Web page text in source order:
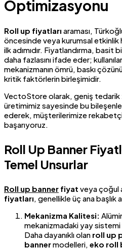
Optimizasyonu
Roll up fiyatları araması,
öncesinde veya kurumsal etkinlik
ilk adımıdır. Fiyatlandırma,
daha fazlasını ifade eder;
mekanizmanın ömrü, baskı
kritik faktörlerin birleşimidir.
VectoStore olarak, geniş tedarik
üretimimiz sayesinde bu
ederek, müşterilerimize
başarıyoruz.
Roll Up Banner
Temel Unsurlar
Roll up banner fiyat veya çoğul
fiyatları, genellikle üç ana
Mekanizma Kalitesi:
mekanizmadaki yay sistemi
Daha dayanıklı olan roll up
bannermodelleri, eko roll